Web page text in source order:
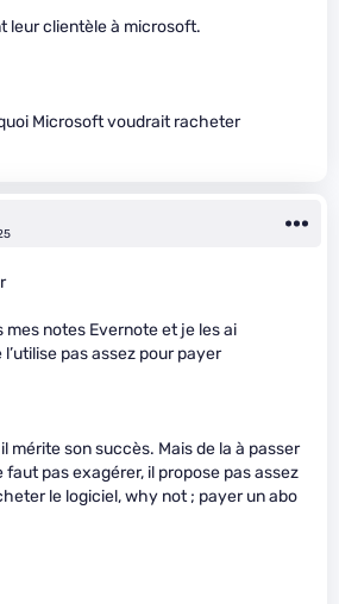
leur clientèle à microsoft.
Microsoft voudrait racheter
mes notes Evernote et je les ai
pas assez pour payer
mérite son succès. Mais de la à passer
pas exagérer, il propose pas assez
le logiciel, why not ; payer un abo